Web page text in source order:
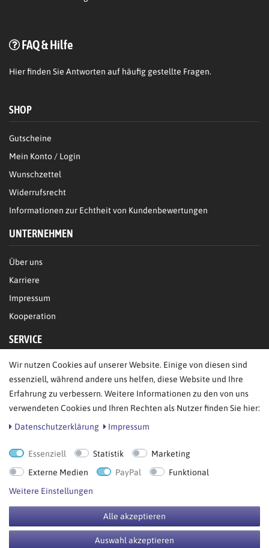
FAQ & Hilfe
Hierfinden Sie Antworten auf häufig gestellte Fragen.
SHOP
Gutscheine
Mein Konto / Login
Wunschzettel
Widerrufsrecht
Informationen zur Echtheit von Kundenbewertungen
UNTERNEHMEN
Über uns
Karriere
Impressum
Kooperation
SERVICE
FAQ/Hilfe
Datenschutz
AGB
Bestellung widerrufen
© Copyright 2026 BB Sport GmbH & Co KG. Alle Rechte vorbehalten.
**UVP = Unverbindliche Preisempfehlung des Herstellers
Wir nutzen Cookies auf unserer Website. Einige von diesen sind
essenziell, während andere uns helfen, diese Website und Ihre
Erfahrung zu verbessern. Weitere Informationen zu den von uns
verwendeten Cookies und Ihren Rechten als Nutzer finden Sie hier:
Daten­schutz­erklärung
Impressum
Essenziell Statistik
Marketing
Externe Medien
PayPal
Funktional
Weitere Einstellungen
Alle akzeptieren
Auswahl akzeptieren